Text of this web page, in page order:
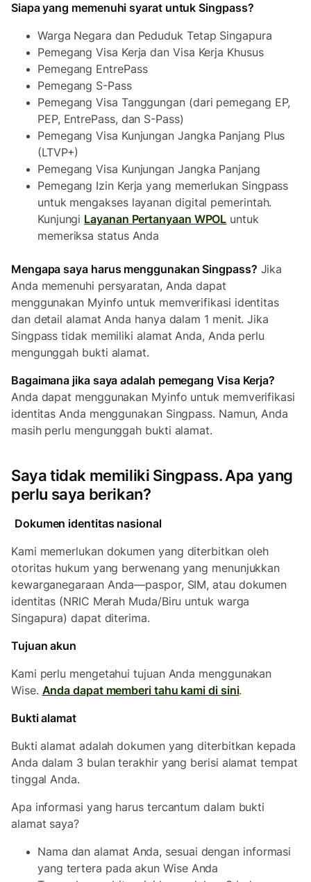
Siapa yang memenuhi syarat untuk Singpass?
Warga Negara dan Peduduk Tetap Singapura
Pemegang Visa Kerja dan Visa Kerja Khusus
Pemegang EntrePass
Pemegang S-Pass
Pemegang Visa Tanggungan (dari pemegang EP,
PEP, EntrePass, dan S-Pass)
Pemegang Visa Kunjungan Jangka Panjang Plus
(LTVP+)
Pemegang Visa Kunjungan Jangka Panjang
Pemegang Izin Kerja yang memerlukan Singpass
untuk mengakses layanan digital pemerintah.
Kunjungi Layanan Pertanyaan WPOL untuk
memeriksa status Anda
Mengapa saya harus menggunakan Singpass? Jika
Anda memenuhi persyaratan, Anda dapat
menggunakan Myinfo untuk memverifikasi identitas
dan detail alamat Anda hanya dalam 1 menit. Jika
Singpass tidak memiliki alamat Anda, Anda perlu
mengunggah bukti alamat.
Bagaimana jika saya adalah pemegang Visa Kerja?
Anda dapat menggunakan Myinfo untuk memverifikasi
identitas Anda menggunakan Singpass. Namun, Anda
masih perlu mengunggah bukti alamat.
Saya tidak memiliki Singpass. Apa yang
perlu saya berikan?
Dokumen identitas nasional
Kami memerlukan dokumen yang diterbitkan oleh
otoritas hukum yang berwenang yang menunjukkan
kewarganegaraan Anda—paspor, SIM, atau dokumen
identitas (NRIC Merah Muda/Biru untuk warga
Singapura) dapat diterima.
Tujuan akun
Kami perlu mengetahui tujuan Anda menggunakan
Wise. Anda dapat memberi tahu kami di sini.
Bukti alamat
Bukti alamat adalah dokumen yang diterbitkan kepada
Anda dalam 3 bulan terakhir yang berisi alamat tempat
tinggal Anda.
Apa informasi yang harus tercantum dalam bukti
alamat saya?
Nama dan alamat Anda, sesuai dengan informasi
yang tertera pada akun Wise Anda